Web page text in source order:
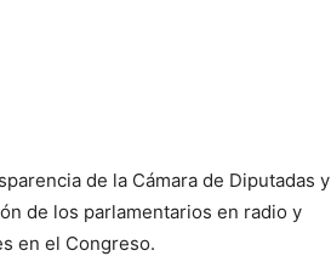
de la Cámara de Diputadas y
de los parlamentarios en radio y
en el Congreso.